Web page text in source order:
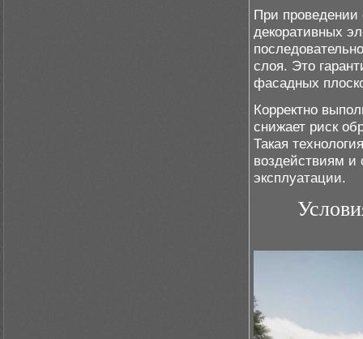
При проведении
декоративных
слоя. Это
фасадных
Корректно
снижает риск
Такая
воздействиям и
эксплуатации.